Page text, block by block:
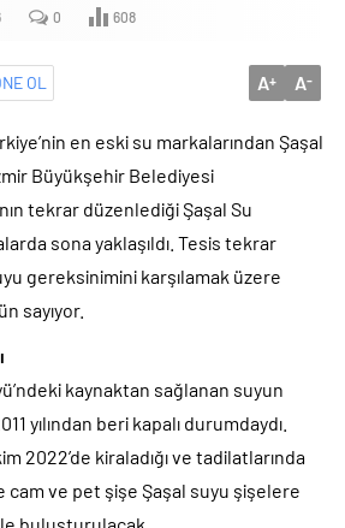
0 608
OL A+ A-
en eski su markalarından Şaşal
Büyükşehir Belediyesi
tekrar düzenlediği Şaşal Su
sona yaklaşıldı. Tesis tekrar
gereksinimini karşılamak üzere
sayıyor.
kaynaktan sağlanan suyun
yılından beri kapalı durumdaydı.
2022’de kiraladığı ve tadilatlarında
cam ve pet şişe Şaşal suyu şişelere